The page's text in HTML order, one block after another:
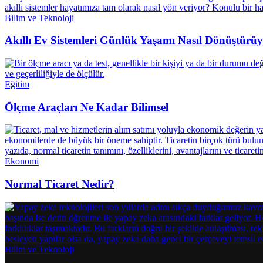
Bilim ve Teknoloji
Akıllı Ev Sistemleri Günlük Yaşamı Nasıl
Eğitim
Ölçme Araçları Ne Kadar Bilimsel
Ekonomi
Normal Ticaret Nedir?
Bilim ve Teknoloji